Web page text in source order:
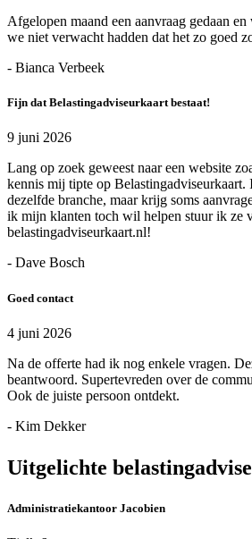
Afgelopen maand een aanvraag gedaan
we niet verwacht hadden dat het zo goed
- Bianca Verbeek
Fijn dat Belastingadviseurkaart bestaat!
9 juni 2026
Lang op zoek geweest naar een website
kennis mij tipte op
dezelfde branche, maar krijg soms
ik mijn klanten toch wil helpen stuur ik ze
belastingadviseurkaart.nl!
- Dave Bosch
Goed contact
4 juni 2026
Na de offerte had ik nog enkele vragen.
beantwoord. Supertevreden over de
Ook de juiste persoon ontdekt.
- Kim Dekker
Uitgelichte
Administratiekantoor Jacobien